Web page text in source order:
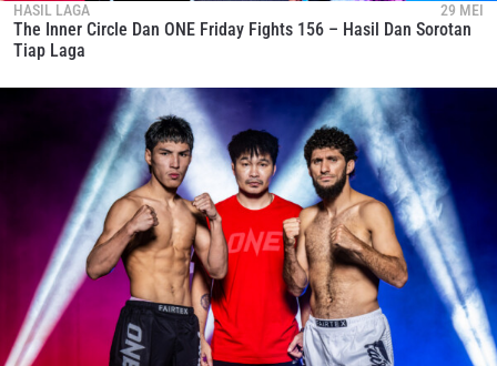
HASIL LAGA 29 MEI
The Inner Circle Dan ONE Friday Fights 156 – Hasil Dan Sorotan
Tiap Laga